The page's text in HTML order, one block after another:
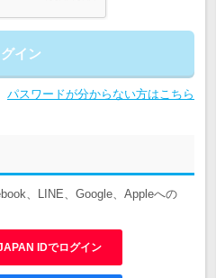
グイン
パスワードが分からない方はこちら
、LINE、Google、Appleへの
IDでログイン